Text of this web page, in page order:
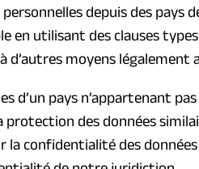
depuis des pays
en utilisant des clauses
d’autres moyens légalement
pays n’appartenant
des données
confidentialité des